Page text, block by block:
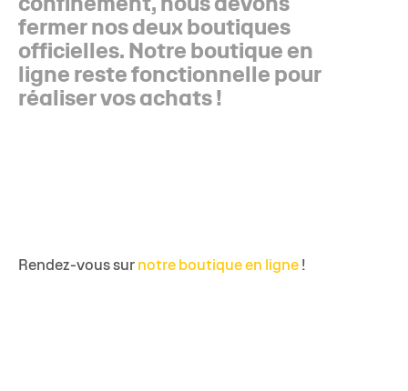
confinement, nous devons
fermer nos deux boutiques
officielles. Notre boutique en
ligne reste fonctionnelle pour
réaliser vos achats !
Rendez-vous sur notre boutique en ligne !